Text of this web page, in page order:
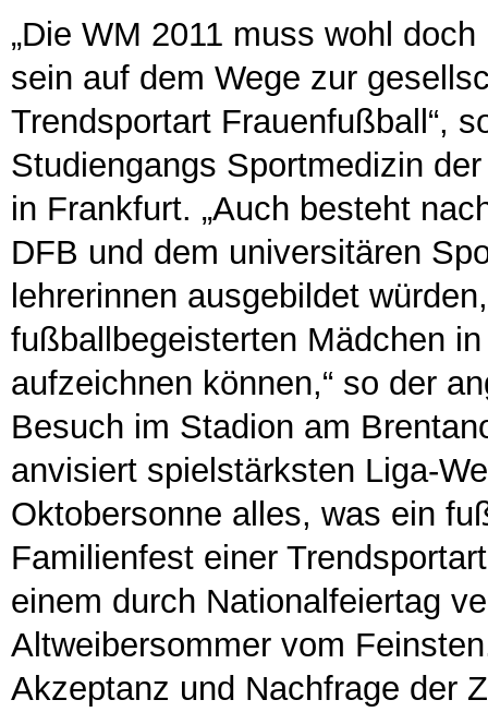
„Die WM 2011 muss wohl
sein auf dem Wege zur
Trendsportart Frauenfußball“,
Studiengangs Sportmedizin
in Frankfurt. „Auch besteht
DFB und dem universitären
lehrerinnen ausgebildet
fußballbegeisterten Mädchen
aufzeichnen können,“ so der
Besuch im Stadion am
anvisiert spielstärksten Liga-
Oktobersonne alles, was ein
Familienfest einer
einem durch Nationalfeiertag
Altweibersommer vom
Akzeptanz und Nachfrage der